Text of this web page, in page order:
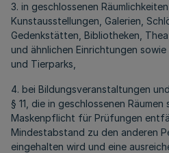
3. in geschlossenen
Kunstausstellungen, Galerien,
Gedenkstätten, Bibliotheken,
und ähnlichen Einrichtungen
und Tierparks,
4. bei Bildungsveranstaltungen
§ 11, die in geschlossenen
Maskenpflicht für Prüfungen
Mindestabstand zu den anderen
eingehalten wird und eine